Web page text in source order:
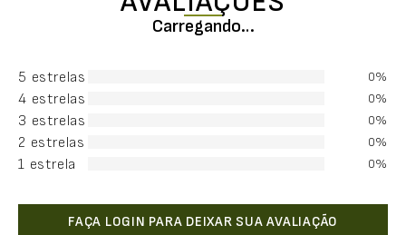
Carregando…
5 estrelas 0%
4 estrelas 0%
3 estrelas 0%
2 estrelas 0%
1 estrela 0%